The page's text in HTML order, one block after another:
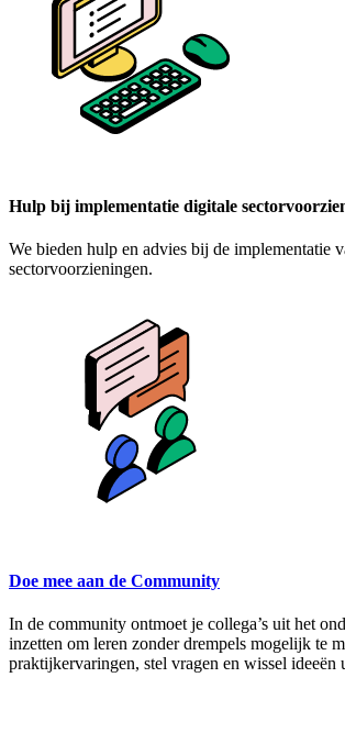
Hulp bij implementatie digitale
We bieden hulp en advies bij de implementatie
sectorvoorzieningen.
Doe mee aan de Community
In de community ontmoet je collega’s uit het
inzetten om leren zonder drempels mogelijk te
praktijkervaringen, stel vragen en wissel ideeën